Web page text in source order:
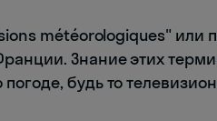
météorologiques" или
Знание этих
будь то